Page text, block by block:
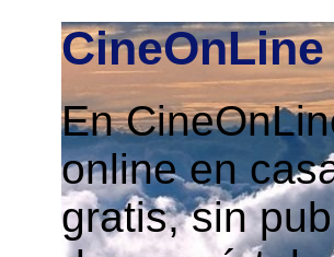
CineOnLine
En
online en
gratis, sin